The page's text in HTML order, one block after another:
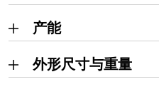
产能
外形尺寸与重量